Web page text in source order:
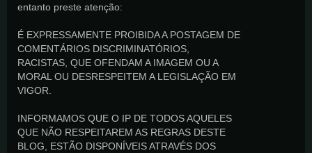
entanto preste atenção:
É EXPRESSAMENTE PROIBIDA A POSTAGEM DE
COMENTÁRIOS DISCRIMINATÓRIOS,
RACISTAS, QUE OFENDAM A IMAGEM OU A
MORAL OU DESRESPEITEM A LEGISLAÇÃO EM
VIGOR.
INFORMAMOS QUE O IP DE TODOS AQUELES
QUE NÃO RESPEITAREM AS REGRAS DESTE
BLOG, ESTÃO DISPONÍVEIS ATRAVÉS DOS